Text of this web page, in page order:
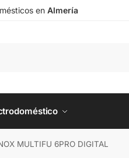
en Almería
MULTIFU 6PRO DIGITAL